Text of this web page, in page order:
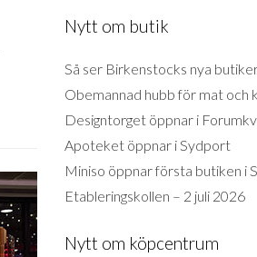
Nytt om butik
Så ser Birkenstocks nya
Obemannad hubb för mat och
Designtorget öppnar i
Apoteket öppnar i Sydport
Miniso öppnar första butiken i
Etableringskollen – 2 juli 2026
Nytt om köpcentrum